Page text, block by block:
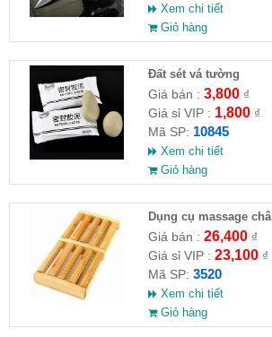
Xem chi tiết
Giỏ hàng
Đất sét vá tường
Giá bán : 3,800₫
Giá sỉ VIP : 1,800₫
Mã SP: 10845
Xem chi tiết
Giỏ hàng
Dụng cụ massage
Giá bán : 26,400₫
Giá sỉ VIP : 23,100₫
Mã SP: 3520
Xem chi tiết
Giỏ hàng